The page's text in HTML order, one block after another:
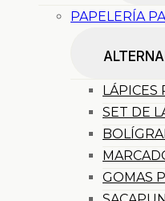
PAPELERÍA
LÁPICES
SET DE
GOMAS